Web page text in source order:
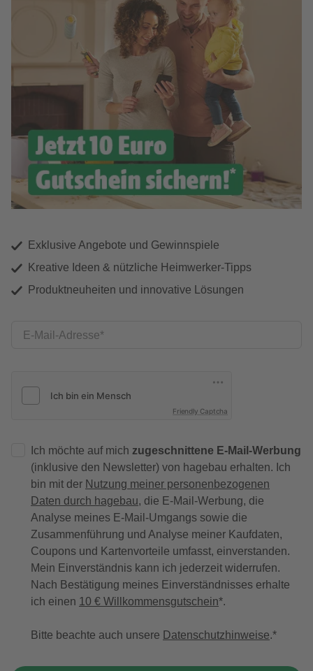
Exklusive Angebote und Gewinnspiele
Kreative Ideen & nützliche Heimwerker-Tipps
Produktneuheiten und innovative Lösungen
E-Mail-Adresse
Friendly Captcha
Ich möchte auf mich zugeschnittene E-Mail-Werbung
(inklusive den Newsletter) von hagebau erhalten. Ich
bin mit der Nutzung meiner personenbezogenen
Daten durch hagebau, die E-Mail-Werbung, die
Analyse meines E-Mail-Umgangs sowie die
Zusammenführung und Analyse meiner Kaufdaten,
Coupons und Kartenvorteile umfasst, einverstanden.
Mein Einverständnis kann ich jederzeit widerrufen.
Nach Bestätigung meines Einverständnisses erhalte
ich einen 10 € Willkommensgutschein*.
Bitte beachte auch unsere Datenschutzhinweise.